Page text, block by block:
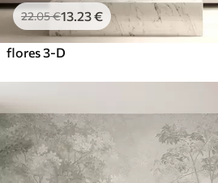
22.05€13 .23€
flores 3-D